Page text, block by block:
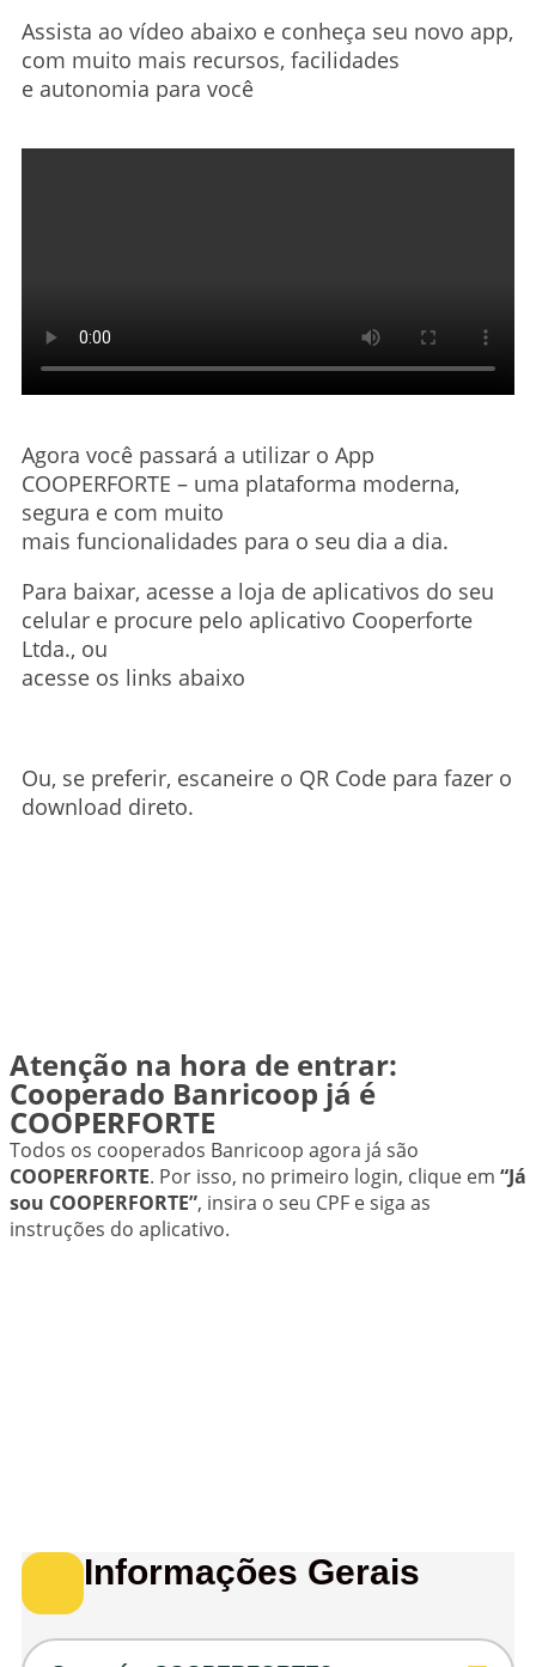
Assista ao vídeo abaixo e conheça seu novo app,
com muito mais recursos, facilidades
e autonomia para você
Agora você passará a utilizar o App
COOPERFORTE – uma plataforma moderna,
segura e com muito
mais funcionalidades para o seu dia a dia.
Para baixar, acesse a loja de aplicativos do seu
celular e procure pelo aplicativo Cooperforte
Ltda., ou
acesse os links abaixo
Ou, se preferir, escaneire o QR Code para fazer o
download direto.
Atenção na hora de entrar:
Cooperado Banricoop já é
COOPERFORTE
Todos os cooperados Banricoop agora já são
COOPERFORTE. Por isso, no primeiro login, clique em “Já
sou COOPERFORTE”, insira o seu CPF e siga as
instruções do aplicativo.
Informações Gerais